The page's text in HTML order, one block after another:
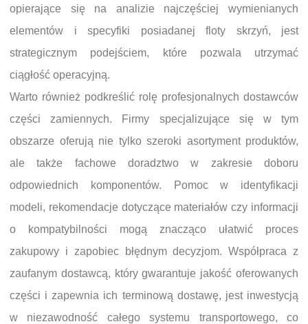
opierające się na analizie najczęściej wymienianych
elementów i specyfiki posiadanej floty skrzyń, jest
strategicznym podejściem, które pozwala utrzymać
ciągłość operacyjną.
Warto również podkreślić rolę profesjonalnych dostawców
części zamiennych. Firmy specjalizujące się w tym
obszarze oferują nie tylko szeroki asortyment produktów,
ale także fachowe doradztwo w zakresie doboru
odpowiednich komponentów. Pomoc w identyfikacji
modeli, rekomendacje dotyczące materiałów czy informacji
o kompatybilności mogą znacząco ułatwić proces
zakupowy i zapobiec błędnym decyzjom. Współpraca z
zaufanym dostawcą, który gwarantuje jakość oferowanych
części i zapewnia ich terminową dostawę, jest inwestycją
w niezawodność całego systemu transportowego, co